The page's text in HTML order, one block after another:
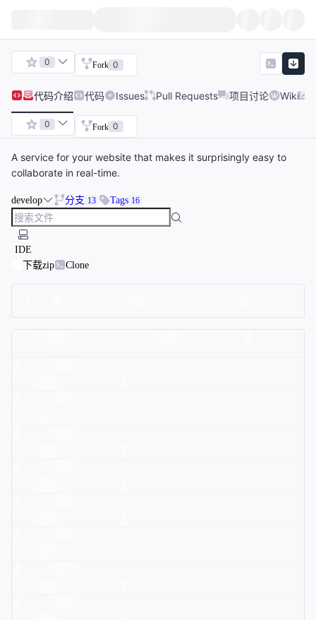
0 Fork 0
代码介绍 代码 Issues Pull Requests 项目讨论 Wiki
0 Fork 0
A service for your website that makes it surprisingly easy to
collaborate in real-time.
develop 分支 13 Tags 16
IDE
下载zip
Clone